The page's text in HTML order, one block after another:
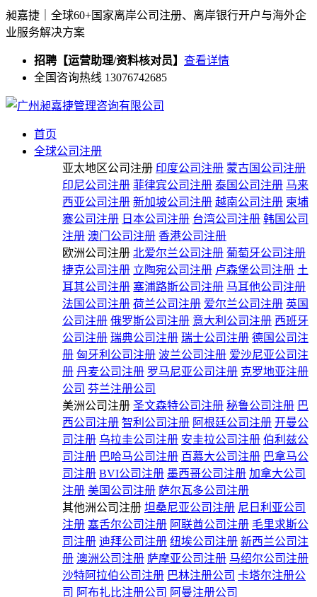
昶嘉捷｜全球60+国家离岸公司注册、离岸银行开户与海外企
业服务解决方案
招聘【运营助理/资料核对员】 查看详情
全国咨询热线 13076742685
首页
全球公司注册
亚太地区公司注册 印度公司注册 蒙古国公司注册
印尼公司注册 菲律宾公司注册 泰国公司注册 马来
西亚公司注册 新加坡公司注册 越南公司注册 柬埔
寨公司注册 日本公司注册 台湾公司注册 韩国公司
注册 澳门公司注册 香港公司注册
欧洲公司注册 北爱尔兰公司注册 葡萄牙公司注册
捷克公司注册 立陶宛公司注册 卢森堡公司注册 土
耳其公司注册 塞浦路斯公司注册 马耳他公司注册
法国公司注册 荷兰公司注册 爱尔兰公司注册 英国
公司注册 俄罗斯公司注册 意大利公司注册 西班牙
公司注册 瑞典公司注册 瑞士公司注册 德国公司注
册 匈牙利公司注册 波兰公司注册 爱沙尼亚公司注
册 丹麦公司注册 罗马尼亚公司注册 克罗地亚注册
公司 芬兰注册公司
美洲公司注册 圣文森特公司注册 秘鲁公司注册 巴
西公司注册 智利公司注册 阿根廷公司注册 开曼公
司注册 乌拉圭公司注册 安圭拉公司注册 伯利兹公
司注册 巴哈马公司注册 百慕大公司注册 巴拿马公
司注册 BVI公司注册 墨西哥公司注册 加拿大公司
注册 美国公司注册 萨尔瓦多公司注册
其他洲公司注册 坦桑尼亚公司注册 尼日利亚公司
注册 塞舌尔公司注册 阿联酋公司注册 毛里求斯公
司注册 迪拜公司注册 纽埃公司注册 新西兰公司注
册 澳洲公司注册 萨摩亚公司注册 马绍尔公司注册
沙特阿拉伯公司注册 巴林注册公司 卡塔尔注册公
司 阿布扎比注册公司 阿曼注册公司